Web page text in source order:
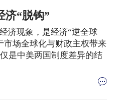
济“脱钩”
济现象，是经济“逆全球
市场全球化与财政主权带来
是中美两国制度差异的结